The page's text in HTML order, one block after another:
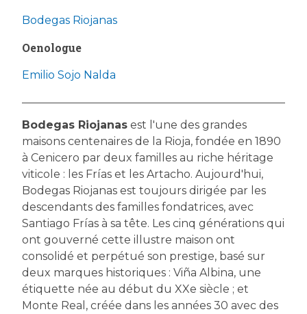
Bodegas Riojanas
Oenologue
Emilio Sojo Nalda
Bodegas Riojanas est l'une des grandes
maisons centenaires de la Rioja, fondée en 1890
à Cenicero par deux familles au riche héritage
viticole : les Frías et les Artacho. Aujourd'hui,
Bodegas Riojanas est toujours dirigée par les
descendants des familles fondatrices, avec
Santiago Frías à sa tête. Les cinq générations qui
ont gouverné cette illustre maison ont
consolidé et perpétué son prestige, basé sur
deux marques historiques : Viña Albina, une
étiquette née au début du XXe siècle ; et
Monte Real, créée dans les années 30 avec des